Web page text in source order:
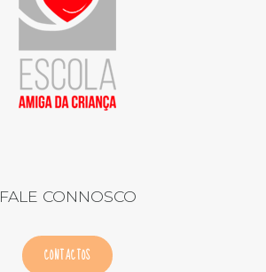
FALE CONNOSCO
CONTACTOS